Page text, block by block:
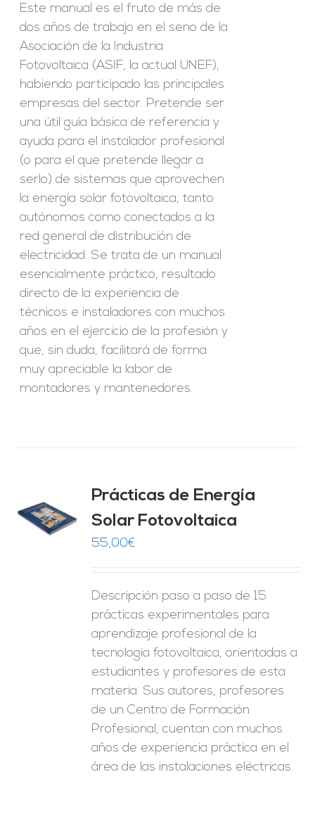
Este manual es el fruto de más de
dos años de trabajo en el seno de la
Asociación de la Industria
Fotovoltaica (ASIF, la actual UNEF),
habiendo participado las principales
empresas del sector. Pretende ser
una útil guía básica de referencia y
ayuda para el instalador profesional
(o para el que pretende llegar a
serlo) de sistemas que aprovechen
la energía solar fotovoltaica, tanto
autónomos como conectados a la
red general de distribución de
electricidad. Se trata de un manual
esencialmente práctico, resultado
directo de la experiencia de
técnicos e instaladores con muchos
años en el ejercicio de la profesión y
que, sin duda, facilitará de forma
muy apreciable la labor de
montadores y mantenedores.
Prácticas de Energía
Solar Fotovoltaica
55,00€
Descripción paso a paso de 15
prácticas experimentales para
aprendizaje profesional de la
tecnología fotovoltaica, orientadas a
estudiantes y profesores de esta
materia. Sus autores, profesores
de un Centro de Formación
Profesional, cuentan con muchos
años de experiencia práctica en el
área de las instalaciones eléctricas.